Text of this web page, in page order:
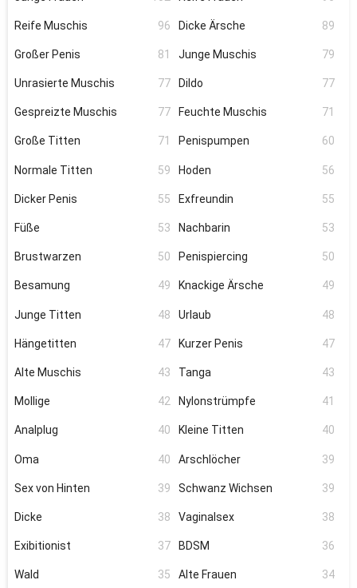
Reife Muschis 96 Dicke Ärsche 89
Großer Penis 81 Junge Muschis 79
Unrasierte Muschis 77 Dildo 77
Gespreizte Muschis 77 Feuchte Muschis 71
Große Titten 71 Penispumpen 60
Normale Titten 59 Hoden 56
Dicker Penis 55 Exfreundin 55
Füße 53 Nachbarin 53
Brustwarzen 50 Penispiercing 50
Besamung 49 Knackige Ärsche 49
Junge Titten 48 Urlaub 48
Hängetitten 47 Kurzer Penis 47
Alte Muschis 43 Tanga 43
Mollige 42 Nylonstrümpfe 41
Analplug 40 Kleine Titten 40
Oma 40 Arschlöcher 39
Sex von Hinten 39 Schwanz Wichsen 39
Dicke 38 Vaginalsex 38
Exibitionist 37 BDSM 36
Wald 35 Alte Frauen 34